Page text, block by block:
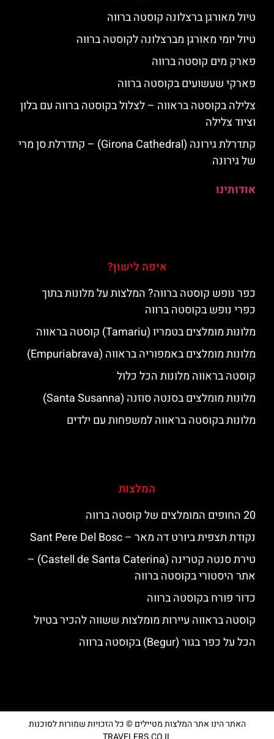
טיול מאורגן ברצלונה קוסטה ברווה
טיול יומי מאורגן מברצלונה לקוסטה ברווה
פארק מים קוסטה ברווה
פארקי שעשועים בקוסטה ברווה
צלילה בקוסטה בראווה – לצלול בקוסטה ברווה עם בלון
וציוד צלילה
קתדרלת גירונה (Girona Cathedral) – קתדרלת סן מרי
של גירונה
אודותינו
איפה לישון?
כפר נופש קוסטה ברווה? המלצות על מלונות בתוך
כפרי נופש בקוסטה ברווה
מלונות מומלצים בטמריו (Tamariu) קוסטה בראווה
מלונות מומלצים באמפוריה בראווה (Empuriabrava)
קוסטה בראווה מלונות הכל כלול
מלונות מומלצים בסנטה סוזנה (Santa Susanna)
מלונות בקוסטה בראווה למשפחות עם ילדים
המלצות
20 החופים המומלצים של קוסטה ברווה
נקודת תצפית ביורט דה מאר – Sant Pere Del Bosc
טירת סנטה קטרינה (Castell de Santa Caterina) –
אתר היסטורי בקוסטה ברווה
כדור פורח בקוסטה ברווה
קוסטה בראווה עיירות מומלצות ששווה להכיר בטיול
הכל על כפר בגור (Begur) בקוסטה ברווה
האתר הינו אתר המלצות מטיילים © כל הזכויות שמורות לסוכנות